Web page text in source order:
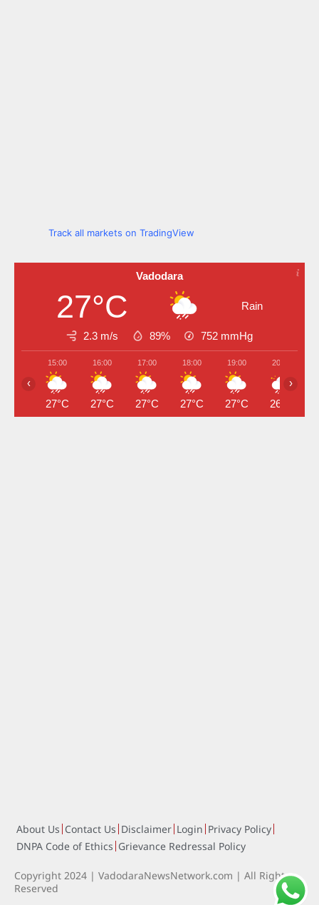
Track all markets on TradingView
Vadodara
27°C Rain
2.3 m/s 89% 752 mmHg
15:00
27°C
16:00
27°C
17:00
27°C
18:00
27°C
19:00
27°C
20:00
26°C
‹ ›
About Us Contact Us Disclaimer Login Privacy Policy
DNPA Code of Ethics Grievance Redressal Policy
Copyright 2024 | VadodaraNewsNetwork.com | All Rights
Reserved